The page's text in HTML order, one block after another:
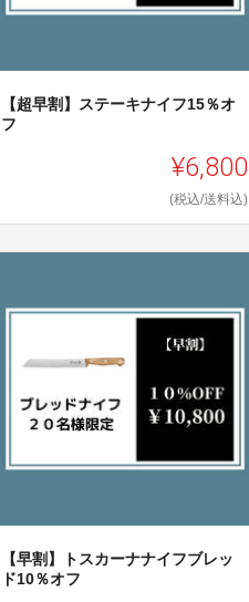
【超早割】ステーキナイフ15％オ
フ
¥6,800
(税込/送料込)
【早割】トスカーナナイフブレッ
ド10％オフ